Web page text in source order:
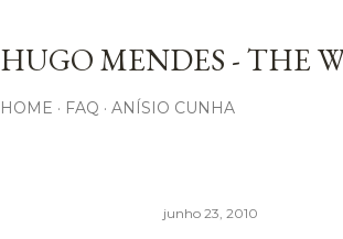
HUGO MENDES - THE
HOME FAQ ANÍSIO CUNHA
junho 23, 2010